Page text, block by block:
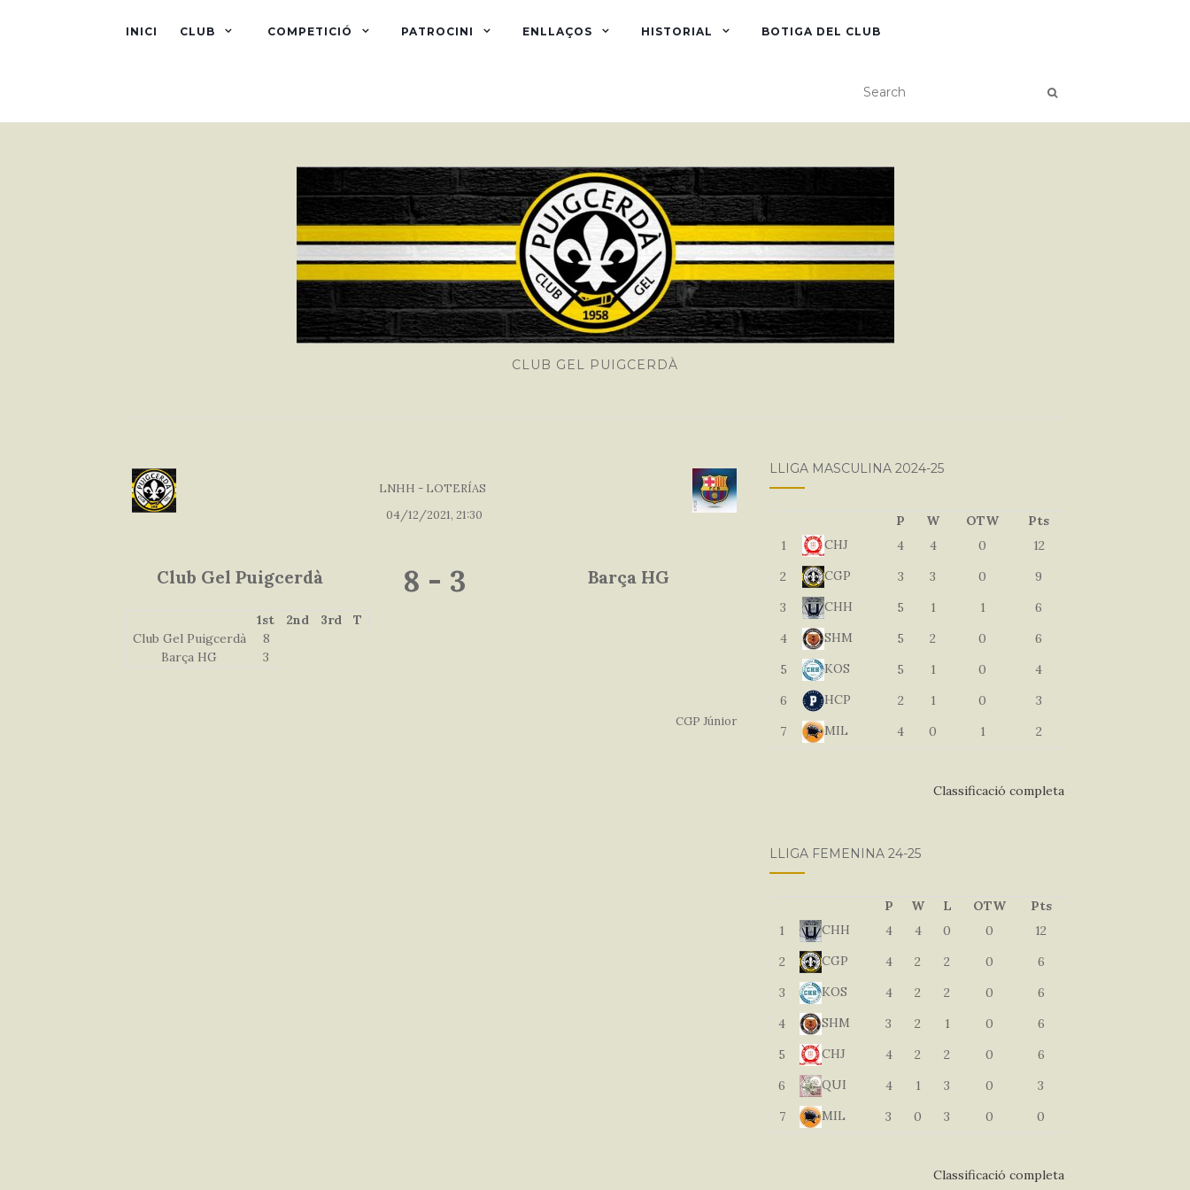
INICI CLUB COMPETICIÓ PATROCINI ENLLAÇOS HISTORIAL BOTIGA DEL CLUB
CLUB GEL PUIGCERDÀ
LNHH - LOTERÍAS
04/12/2021, 21:30
Club Gel Puigcerdà 8 - 3 Barça HG
1st 2nd 3rd
T
Club Gel Puigcerdà
8
Barça HG
3
CGP Júnior
LLIGA MASCULINA 2024-25
P W OTW
Pts
1
CHJ 4 4 0
12
2
CGP 3 3 0
9
3
CHH 5 1 1
6
4
SHM 5 2 0
6
5
KOS 5 1 0
4
6
HCP 2 1 0
3
7
MIL 4 0 1 2
Classificació completa
LLIGA FEMENINA 24-25
P W L OTW
Pts
1
CHH 4 4 0 0
12
2
CGP 4 2 2 0
6
3
KOS 4 2 2 0
6
4
SHM 3 2 1 0
6
5
CHJ 4 2 2 0
6
6
QUI 4 1 3 0
3
7
MIL 3 0 3 0 0
Classificació completa